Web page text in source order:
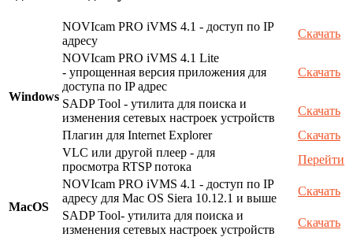
Windows
NOVIcam PRO iVMS 4.1 - доступ по IP
адресу
Скачать
NOVIcam PRO iVMS 4.1 Lite
- упрощенная версия приложения для
доступа по IP адрес
Скачать
SADP Tool - утилита для поиска и
изменения сетевых настроек устройств
Скачать
Плагин для Internet Explorer
Скачать
VLC или другой плеер - для
просмотра RTSP потока
Перейти
MacOS
NOVIcam PRO iVMS 4.1 - доступ по IP
адресу для Mac OS Siera 10.12.1 и выше
Скачать
SADP Tool- утилита для поиска и
изменения сетевых настроек устройств
Скачать